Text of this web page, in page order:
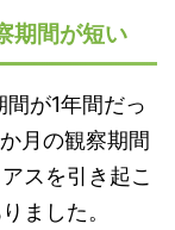
期間が短い
が1年間だっ
月の観察期間
スを引き起こ
ました。